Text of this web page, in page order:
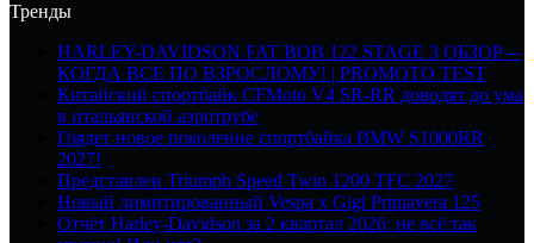
Тренды
HARLEY-DAVIDSON FAT BOB 122 STAGE 3 ОБЗОР—
КОГДА ВСЕ ПО ВЗРОСЛОМУ! | PROMOTO TEST
Китайский спортбайк CFMoto V4 SR-RR доводят до ума
в итальянской аэротрубе
Грядет новое поколение спортбайка BMW S1000RR
2027!
Представлен Triumph Speed Twin 1200 TFC 2027
Новый лимитированный Vespa x Gigi Primavera 125
Отчёт Harley-Davidson за 2 квартал 2026: не всё так